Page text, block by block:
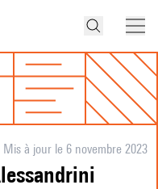
Mis à jour le 6 novembre 2023